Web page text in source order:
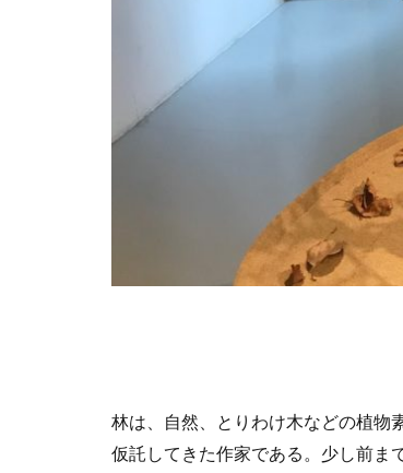
林は、自然、とりわけ木などの植物
仮託してきた作家である。少し前ま